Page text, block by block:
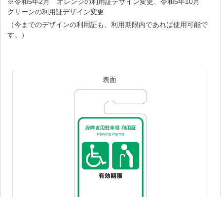
グリーンの利用証デザイン変更
（今までのデザインの利用証も、利用期限内であれば使用可能で
す。）
表面